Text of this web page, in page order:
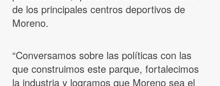
de los principales centros deportivos de
Moreno.
“Conversamos sobre las políticas con las
que construimos este parque, fortalecimos
la industria y logramos que Moreno sea el